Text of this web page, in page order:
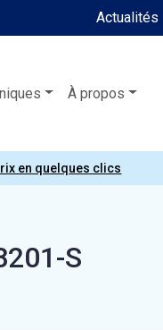
Actualités
À propos
en quelques clics
S